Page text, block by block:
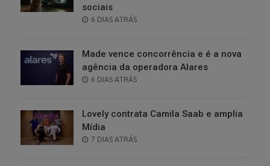
sociais
POSTED
6 DIAS ATRÁS
Made vence concorrência e é a nova
agência da operadora Alares
POSTED
6 DIAS ATRÁS
Lovely contrata Camila Saab e amplia
Mídia
POSTED
7 DIAS ATRÁS